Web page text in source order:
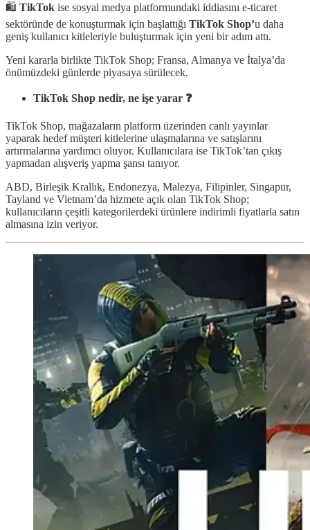
🛍️ TikTok ise sosyal medya platformundaki iddiasını e-ticaret
sektöründe de konuşturmak için başlattığı TikTok Shop’u daha
geniş kullanıcı kitleleriyle buluşturmak için yeni bir adım attı.
Yeni kararla birlikte TikTok Shop; Fransa, Almanya ve İtalya’da
önümüzdeki günlerde piyasaya sürülecek.
TikTok Shop nedir, ne işe yarar ❓
TikTok Shop, mağazaların platform üzerinden canlı yayınlar
yaparak hedef müşteri kitlelerine ulaşmalarına ve satışlarını
artırmalarına yardımcı oluyor. Kullanıcılara ise TikTok’tan çıkış
yapmadan alışveriş yapma şansı tanıyor.
ABD, Birleşik Krallık, Endonezya, Malezya, Filipinler, Singapur,
Tayland ve Vietnam’da hizmete açık olan TikTok Shop;
kullanıcıların çeşitli kategorilerdeki ürünlere indirimli fiyatlarla satın
almasına izin veriyor.